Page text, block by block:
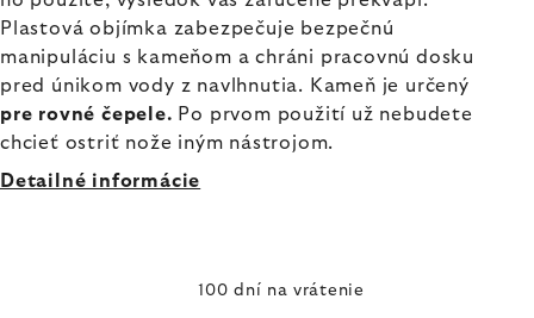
Plastová objímka zabezpečuje bezpečnú
manipuláciu s kameňom a chráni pracovnú dosku
pred únikom vody z navlhnutia. Kameň je určený
pre rovné čepele. Po prvom použití už nebudete
chcieť ostriť nože iným nástrojom.
Detailné informácie
100 dní na vrátenie